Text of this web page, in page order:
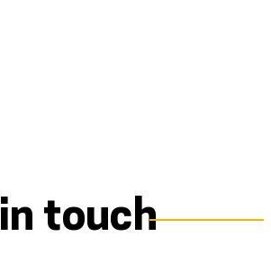
touch